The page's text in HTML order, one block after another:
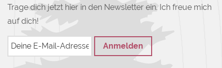
Trage dich jetzt hier in den Newsletter ein. Ich freue mich
auf dich!